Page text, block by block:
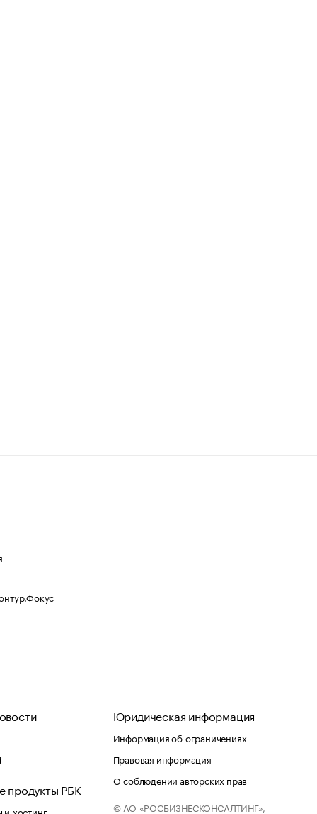
продукты РБК
хостинг
Юридическая информация
Информация об ограничениях
Правовая информация
О соблюдении авторских прав
© АО «РОСБИЗНЕСКОНСАЛТИНГ»,